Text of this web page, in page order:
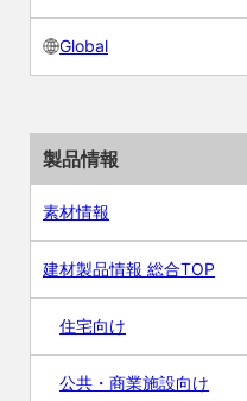
Global
製品情報
素材情報
建材製品情報 総合TOP
住宅向け
公共・商業施設向け